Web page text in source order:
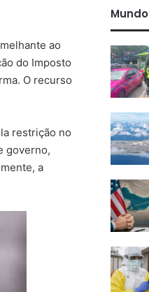
ao
do Imposto
O recurso
restrição no
governo,
a
Mundo